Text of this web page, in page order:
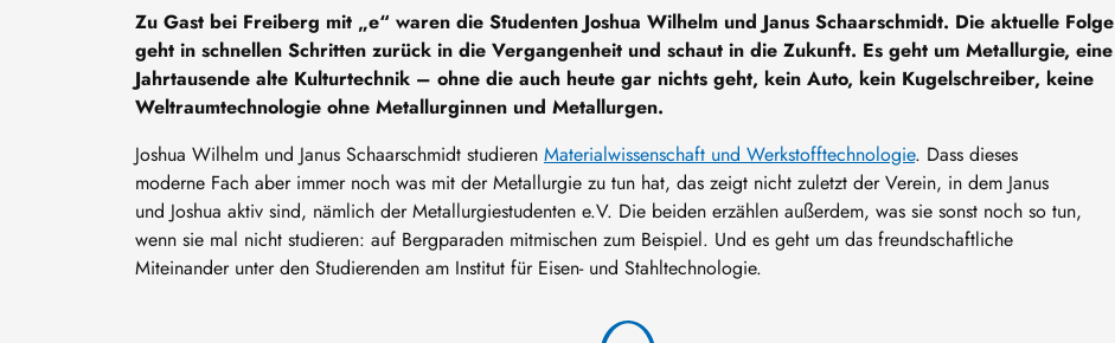
Zu Gast bei Freiberg mit „e“ waren die Studenten Joshua Wilhelm und Janus Schaarschmidt. Die aktuelle Folge
geht in schnellen Schritten zurück in die Vergangenheit und schaut in die Zukunft. Es geht um Metallurgie, eine
Jahrtausende alte Kulturtechnik – ohne die auch heute gar nichts geht, kein Auto, kein Kugelschreiber, keine
Weltraumtechnologie ohne Metallurginnen und Metallurgen.
Joshua Wilhelm und Janus Schaarschmidt studieren Materialwissenschaft und Werkstofftechnologie. Dass dieses
moderne Fach aber immer noch was mit der Metallurgie zu tun hat, das zeigt nicht zuletzt der Verein, in dem Janus
und Joshua aktiv sind, nämlich der Metallurgiestudenten e.V. Die beiden erzählen außerdem, was sie sonst noch so tun,
wenn sie mal nicht studieren: auf Bergparaden mitmischen zum Beispiel. Und es geht um das freundschaftliche
Miteinander unter den Studierenden am Institut für Eisen- und Stahltechnologie.